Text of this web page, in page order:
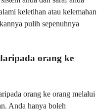
keletihan atau kelemahan
pulih sepenuhnya
orang ke
orang ke orang melalui
Anda hanya boleh